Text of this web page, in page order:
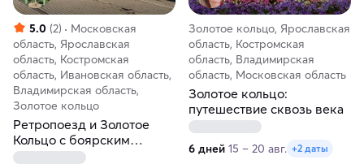
5.0 (2)
Московская
область, Ярославская
область, Костромская
область, Ивановская область,
Владимирская область,
Золотое кольцо
Ретропоезд и Золотое
Кольцо с боярским
размахом за 7 дней
Золотое кольцо, Ярославская
область, Костромская
область, Владимирская
область, Московская область
Золотое кольцо:
путешествие сквозь века
6 дней 15 – 20 авг. +2 даты